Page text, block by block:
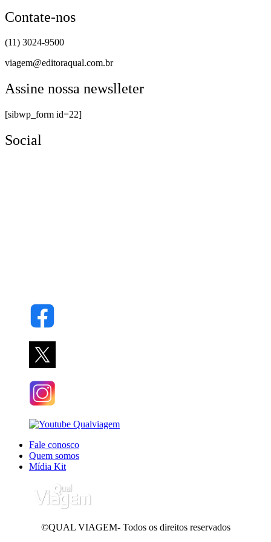
Contate-nos
(11) 3024-9500
viagem@editoraqual.com.br
Assine nossa newslleter
[sibwp_form id=22]
Social
Fale conosco
Quem somos
Mídia Kit
©QUAL VIAGEM- Todos os direitos reservados